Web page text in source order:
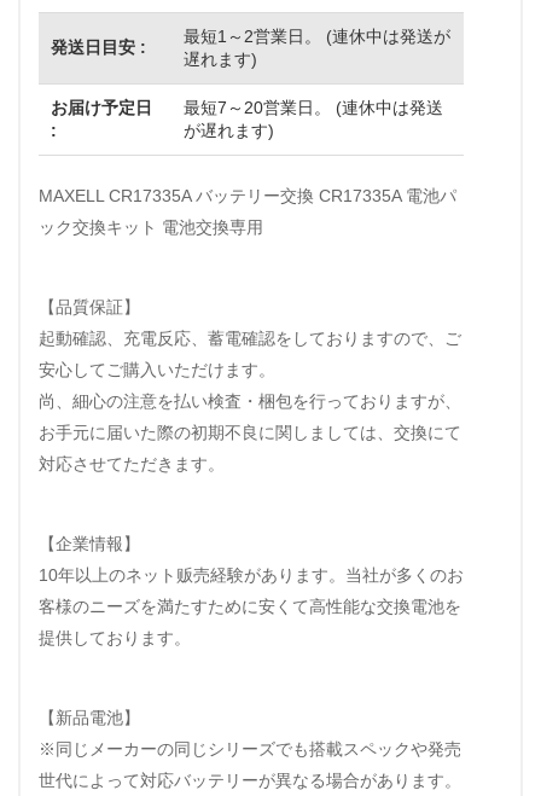
発送日目安 :
最短1～2営業日。 (連休中は発送が
遅れます)
お届け予定日
:
最短7～20営業日。 (連休中は発送
が遅れます)
MAXELL CR17335A バッテリー交換 CR17335A 電池パ
ック交換キット 電池交換専用
【品質保証】
起動確認、充電反応、蓄電確認をしておりますので、ご
安心してご購入いただけます。
尚、細心の注意を払い検査・梱包を行っておりますが、
お手元に届いた際の初期不良に関しましては、交換にて
対応させてただきます。
【企業情報】
10年以上のネット贩売経験があります。当社が多くのお
客様のニーズを満たすために安くて高性能な交換電池を
提供しております。
【新品電池】
※同じメーカーの同じシリーズでも搭載スペックや発売
世代によって対応バッテリーが異なる場合があります。